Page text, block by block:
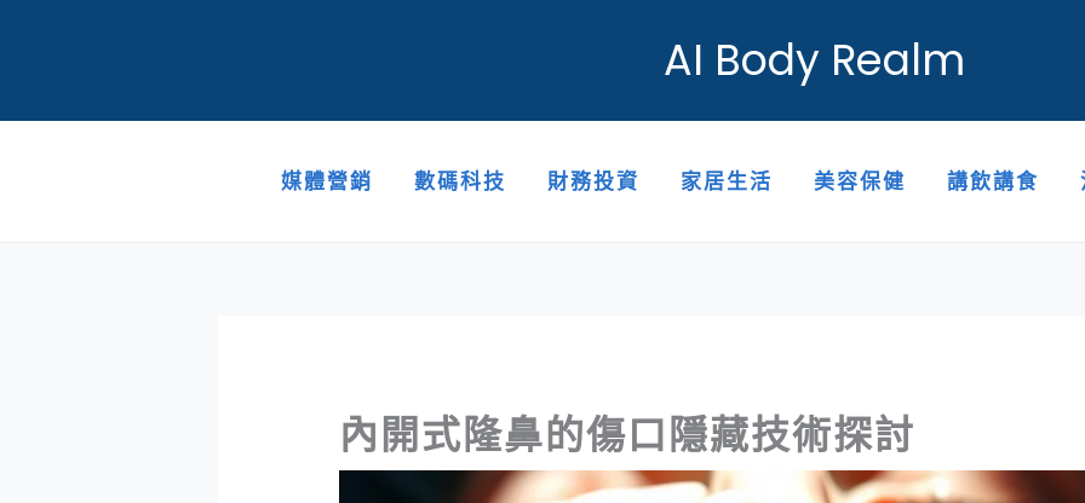
AI Body Realm
媒體營銷 數碼科技 財務投資 家居生活 美容保健 講飲講食
內開式隆鼻的傷口隱藏技術探討